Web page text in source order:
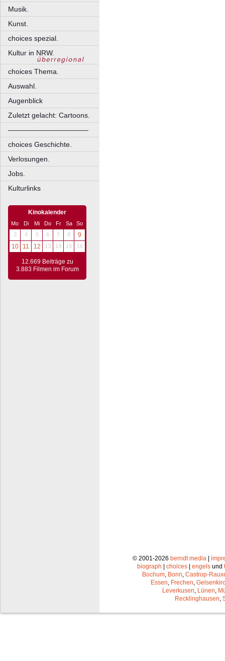
Musik.
Kunst.
choices spezial.
Kultur in NRW.
choices Thema.
Auswahl.
Augenblick
Zuletzt gelacht: Cartoons.
––––––––––––––––––––
choices Geschichte.
Verlosungen.
Jobs.
Kulturlinks
Kinokalender
Mo Di Mi Do Fr Sa
So
3
4 5 6 7 8
9
10
11 12 13 14 15 16
12.669 Beiträge zu
3.883 Filmen im Forum
© 2001-2026 berndt media |
biograph | choices | engels und
Bochum Bonn Castrop-
Essen Frechen
Leverkusen Lünen
Recklinghausen